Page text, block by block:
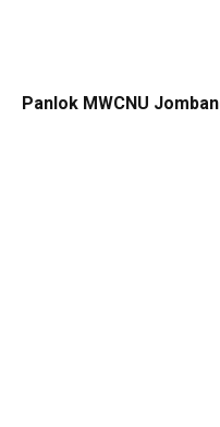
Panlok MWCNU